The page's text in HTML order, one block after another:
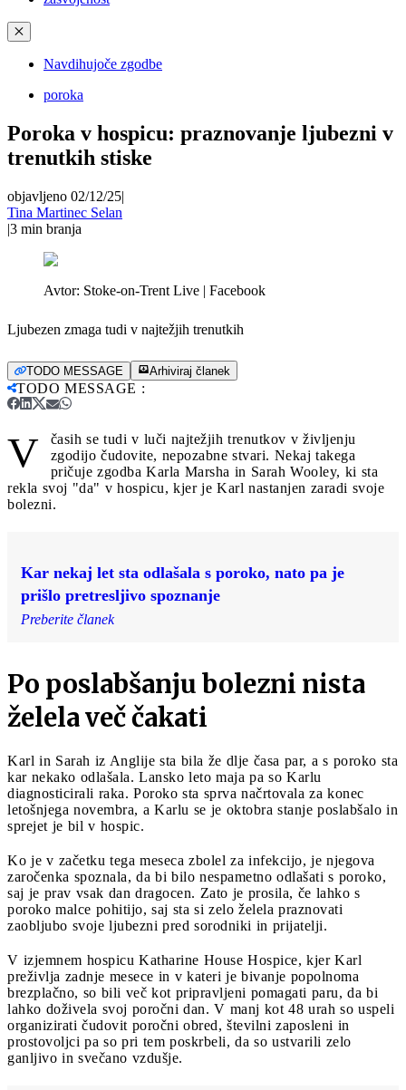
✕
Navdihujoče zgodbe
poroka
Poroka v hospicu: praznovanje ljubezni v
trenutkih stiske
objavljeno 02/12/25|
Tina Martinec Selan
|3 min branja
Avtor: Stoke-on-Trent Live | Facebook
Ljubezen zmaga tudi v najtežjih trenutkih
TODO MESSAGE Arhiviraj članek
TODO MESSAGE :
V
časih se tudi v luči najtežjih trenutkov v življenju
zgodijo čudovite, nepozabne stvari. Nekaj takega
pričuje zgodba Karla Marsha in Sarah Wooley, ki sta
rekla svoj "da" v hospicu, kjer je Karl nastanjen zaradi svoje
bolezni.
Kar nekaj let sta odlašala s poroko, nato pa je
prišlo pretresljivo spoznanje
Preberite članek
Po poslabšanju bolezni nista
želela več čakati
Karl in Sarah iz Anglije sta bila že dlje časa par, a s poroko sta
kar nekako odlašala. Lansko leto maja pa so Karlu
diagnosticirali raka. Poroko sta sprva načrtovala za konec
letošnjega novembra, a Karlu se je oktobra stanje poslabšalo in
sprejet je bil v hospic.
Ko je v začetku tega meseca zbolel za infekcijo, je njegova
zaročenka spoznala, da bi bilo nespametno odlašati s poroko,
saj je prav vsak dan dragocen. Zato je prosila, če lahko s
poroko malce pohitijo, saj sta si zelo želela praznovati
zaobljubo svoje ljubezni pred sorodniki in prijatelji.
V izjemnem hospicu Katharine House Hospice, kjer Karl
preživlja zadnje mesece in v kateri je bivanje popolnoma
brezplačno, so bili več kot pripravljeni pomagati paru, da bi
lahko doživela svoj poročni dan. V manj kot 48 urah so uspeli
organizirati čudovit poročni obred, številni zaposleni in
prostovoljci pa so pri tem poskrbeli, da so ustvarili zelo
ganljivo in svečano vzdušje.